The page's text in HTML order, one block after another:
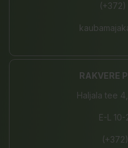
RAKVERE
Haljala tee
E-L